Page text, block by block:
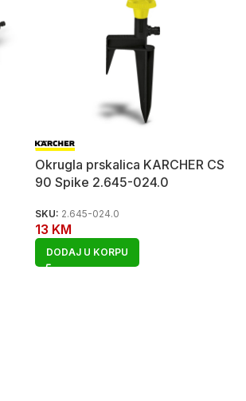
Okrugla prskalica KARCHER CS
90 Spike 2.645-024.0
SKU: 2.645-024.0
13 KM
DODAJ U KORPU